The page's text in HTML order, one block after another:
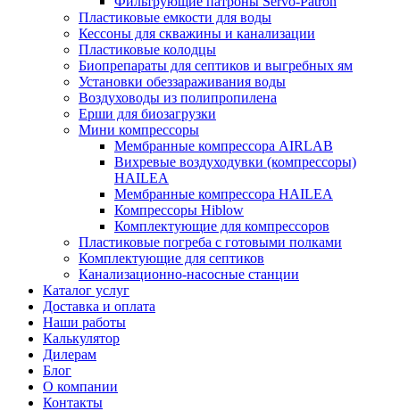
Пластиковые емкости для воды
Кессоны для скважины и канализации
Пластиковые колодцы
Биопрепараты для септиков и выгребных ям
Установки обеззараживания воды
Воздуховоды из полипропилена
Ерши для биозагрузки
Мини компрессоры
Мембранные компрессора AIRLAB
Вихревые воздуходувки (компрессоры)
HAILEA
Мембранные компрессора HAILEA
Компрессоры Hiblow
Комплектующие для компрессоров
Пластиковые погреба с готовыми полками
Комплектующие для септиков
Канализационно-насосные станции
Каталог услуг
Доставка и оплата
Наши работы
Калькулятор
Дилерам
Блог
О компании
Контакты